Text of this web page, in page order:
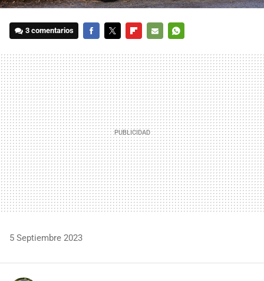
3 comentarios
MAIL
5 Septiembre 2023